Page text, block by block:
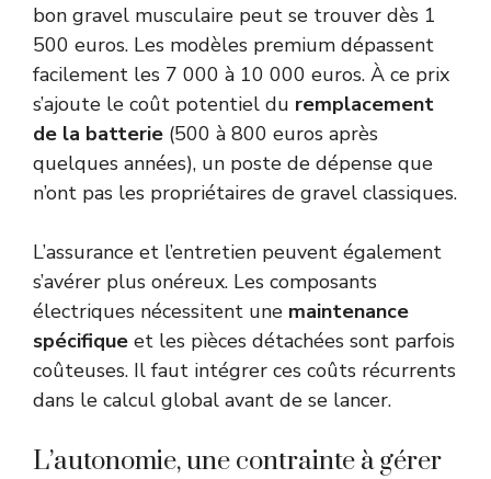
bon gravel musculaire peut se trouver dès 1
500 euros. Les modèles premium dépassent
facilement les 7 000 à 10 000 euros. À ce prix
s’ajoute le coût potentiel du remplacement
de la batterie (500 à 800 euros après
quelques années), un poste de dépense que
n’ont pas les propriétaires de gravel classiques.
L’assurance et l’entretien peuvent également
s’avérer plus onéreux. Les composants
électriques nécessitent une maintenance
spécifique et les pièces détachées sont parfois
coûteuses. Il faut intégrer ces coûts récurrents
dans le calcul global avant de se lancer.
L’autonomie, une contrainte à gérer